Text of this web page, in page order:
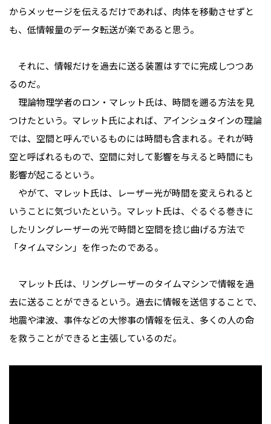
からメッセージを伝えるだけであれば、肉体を移動させずと
も、低情報量のデータ転送が楽であると思う。
それに、情報だけを過去に送る装置はすでに完成しつつあ
るのだ。
理論物理学者のロン・マレット氏は、時間を遡る方法を見
つけたという。マレット氏によれば、アインシュタインの理論
では、空間と呼んでいるものには時間も含まれる。それが時
空と呼ばれるもので、空間に対して影響を与えると時間にも
影響が起こるという。
やがて、マレット氏は、レーザー光が時間を変えられると
いうことに気づいたという。マレット氏は、ぐるぐる巻きに
したリングレーザーの光で時間と空間を捻じ曲げる方法で
「タイムマシン」を作ったのである。
マレット氏は、リングレーザーのタイムマシンで情報を過
去に送ることができるという。過去に情報を送信することで、
地震や津波、事件などの大惨事の情報を伝え、多くの人の命
を救うことができると主張しているのだ。